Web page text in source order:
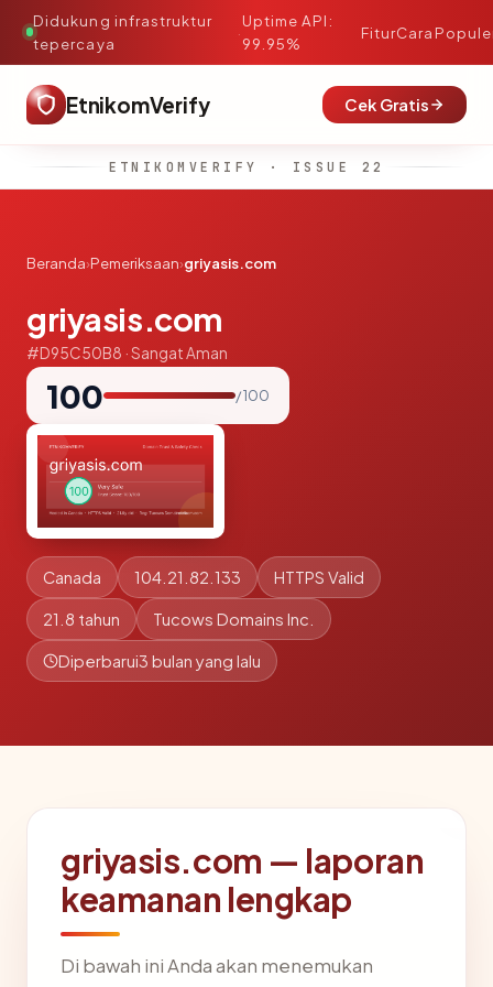
Didukung infrastruktur
tepercaya
·
Uptime API:
99.95%
FiturCara
EtnikomVerify Cek Gratis
ETNIKOMVERIFY · ISSUE 22
Beranda›Pemeriksaan›griyasis.com
griyasis.com
#D95C50B8 · Sangat Aman
100 / 100
Canada 104.21.82.133 HTTPS Valid
21.8 tahun Tucows Domains Inc.
Diperbarui3 bulan yang lalu
griyasis.com — laporan
keamanan lengkap
Di bawah ini Anda akan menemukan